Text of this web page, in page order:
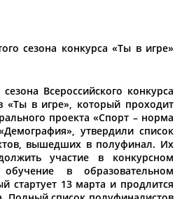
сезона конкурса «Ты в игре»
Всероссийского конкурса
«Ты в игре», который проходит
проекта «Спорт – норма
утвердили список
вышедших в полуфинал. Их
участие в конкурсном
в образовательном
стартует 13 марта и продлится